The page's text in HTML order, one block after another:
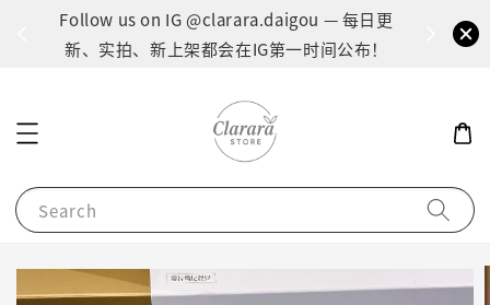
Follow us on IG @clarara.daigou — 每日更
新、实拍、新上架都会在IG第一时间公布！
Search